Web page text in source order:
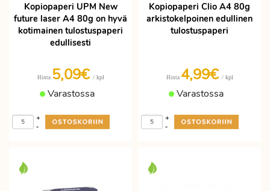
Kopiopaperi UPM New
future laser A4 80g on hyvä
kotimainen tulostuspaperi
edullisesti
Hinta 5,09€ / kpl
Varastossa
-
+
Kopiopaperi Clio A4 80g
arkistokelpoinen edullinen
tulostuspaperi
Hinta 4,99€ / kpl
Varastossa
-
+